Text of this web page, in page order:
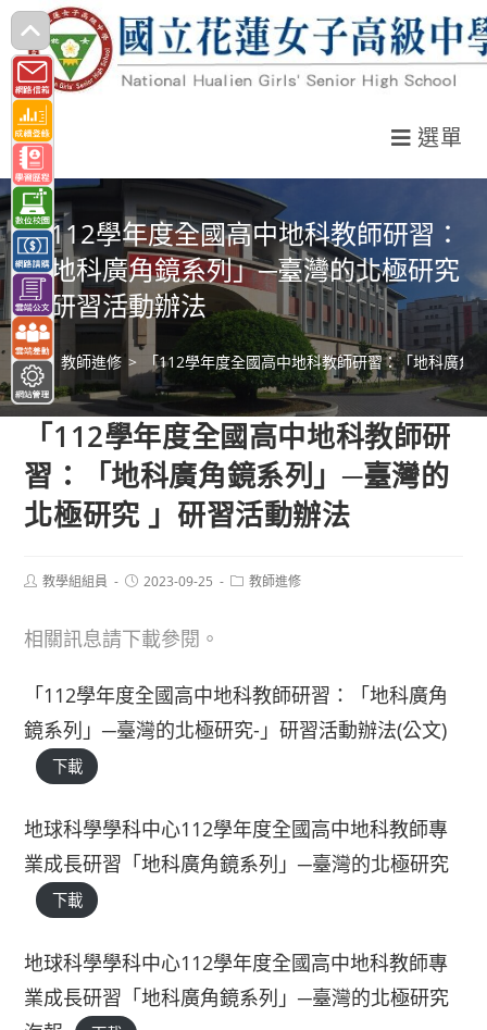
跳
轉
至
主
要
內
容
選單
「112學年度全國高中地科教師研習：
「地科廣角鏡系列」─臺灣的北極研究
」研習活動辦法
> 教師進修 > 「112學年度全國高中地科教師研習：「地科廣
「112學年度全國高中地科教師研
習：「地科廣角鏡系列」─臺灣的
北極研究 」研習活動辦法
Post教學組組員
Post2023-09-25
Post教師進修
相關訊息請下載參閱。
「112學年度全國高中地科教師研習：「地科廣角
鏡系列」─臺灣的北極研究-」研習活動辦法(公文)
下載
地球科學學科中心112學年度全國高中地科教師專
業成長研習「地科廣角鏡系列」─臺灣的北極研究
下載
地球科學學科中心112學年度全國高中地科教師專
業成長研習「地科廣角鏡系列」─臺灣的北極研究